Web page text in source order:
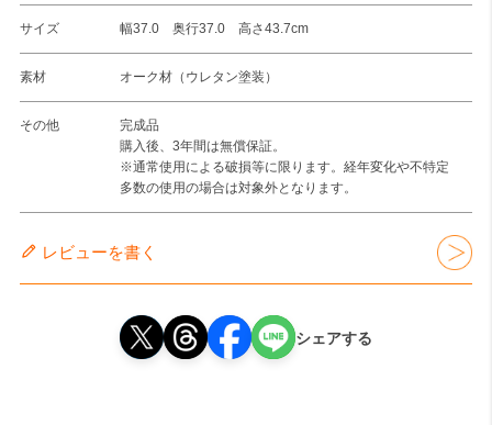
サイズ 幅37.0 奥行37.0 高さ43.7cm
素材 オーク材（ウレタン塗装）
その他
完成品
購入後、3年間は無償保証。
※通常使用による破損等に限ります。経年変化や不特定
多数の使用の場合は対象外となります。
レビューを書く
シェアする